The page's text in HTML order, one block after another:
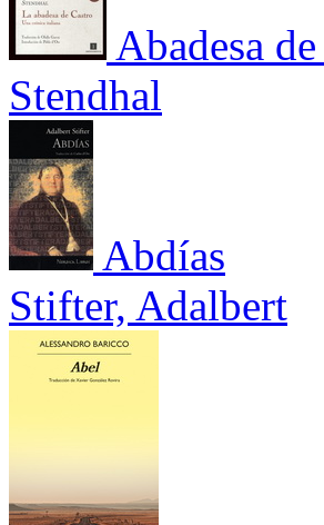
Abadesa
Stendhal
Abdías
Stifter, Adalbert